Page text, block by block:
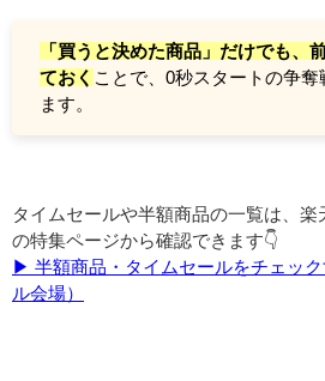
「買うと決めた商品」だけでも、
ておく ことで、0秒スタートの争
ます。
タイムセールや半額商品の一覧は、
の特集ページから確認できます👇
▶︎ 半額商品・タイムセールをチェッ
ル会場）